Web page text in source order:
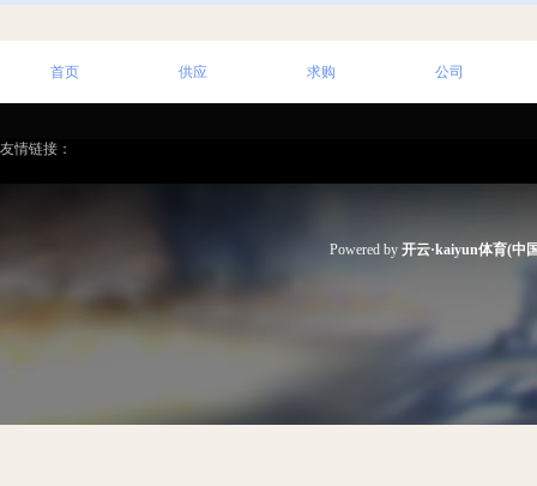
首页 供应 求购 公司
友情链接：
Powered by 开云·kaiyun体育(中